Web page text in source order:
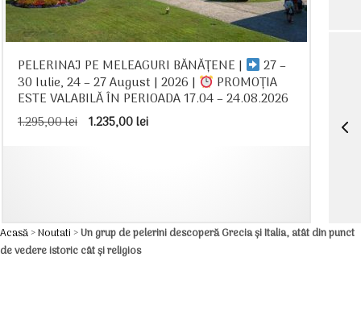
PELERINAJ PE MELEAGURI BĂNĂȚENE | 27 –
30 Iulie, 24 – 27 August | 2026 | PROMOȚIA
ESTE VALABILĂ ÎN PERIOADA 17.04 – 24.08.2026
1.295,00lei Prețul
1.235,00leiPrețul
Acasă>Noutati>Un grup de pelerini descoperă Grecia și Italia, atât din punct
de vedere istoric cât și religios